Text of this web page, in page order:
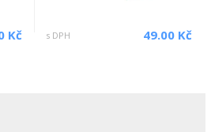
Kč s DPH 49.00 Kč